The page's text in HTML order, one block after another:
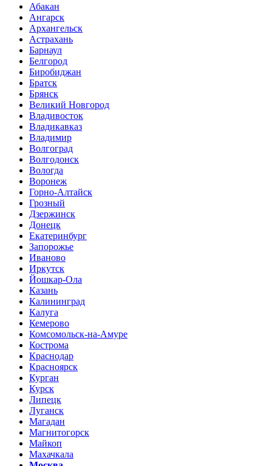
Абакан
Ангарск
Архангельск
Астрахань
Барнаул
Белгород
Биробиджан
Братск
Брянск
Великий Новгород
Владивосток
Владикавказ
Владимир
Волгоград
Волгодонск
Вологда
Воронеж
Горно-Алтайск
Грозный
Дзержинск
Донецк
Екатеринбург
Запорожье
Иваново
Иркутск
Йошкар-Ола
Казань
Калининград
Калуга
Кемерово
Комсомольск-на-Амуре
Кострома
Краснодар
Красноярск
Курган
Курск
Липецк
Луганск
Магадан
Магнитогорск
Майкоп
Махачкала